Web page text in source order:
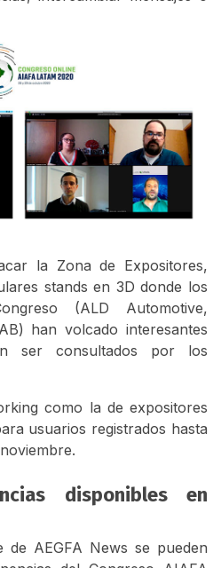
la Zona de Expositores,
stands en 3D donde los
(ALD Automotive,
han volcado interesantes
ser consultados por los
como la de expositores
usuarios registrados hasta
disponibles en
de AEGFA News se pueden